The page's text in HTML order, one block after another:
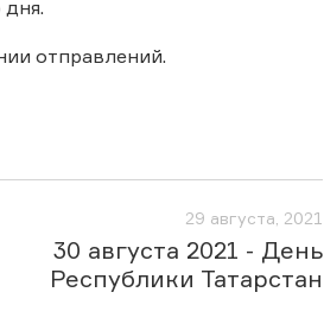
отправлений.
29 августа, 2021
30 августа 2021 - День
Республики Татарстан